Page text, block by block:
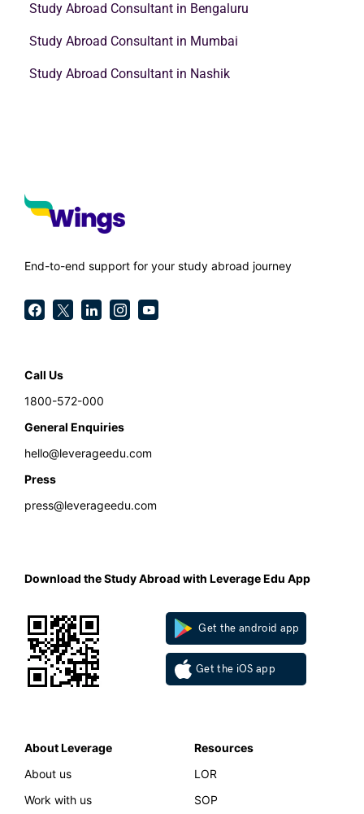
Study Abroad Consultant in Bengaluru
Study Abroad Consultant in Mumbai
Study Abroad Consultant in Nashik
End-to-end support for your study abroad journey
Call Us
1800-572-000
General Enquiries
hello@leverageedu.com
Press
press@leverageedu.com
Download the Study Abroad with Leverage Edu App
Get the android app
Get the iOS app
About Leverage
About us
Work with us
Resources
LOR
SOP